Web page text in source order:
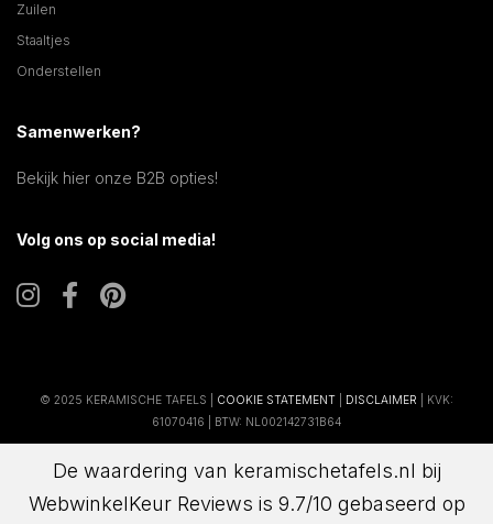
Zuilen
Staaltjes
Onderstellen
Samenwerken?
Bekijk hier onze B2B opties!
Volg ons op social media!
© 2025 KERAMISCHE TAFELS | COOKIE STATEMENT DISCLAIMER | KVK:
61070416 | BTW: NL002142731B64
De waardering van keramischetafels.nl bij
WebwinkelKeur Reviews is 9.7/10 gebaseerd op